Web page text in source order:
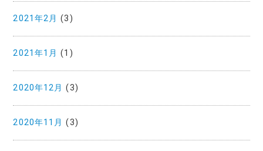
2021年2月 (3)
2021年1月 (1)
2020年12月 (3)
2020年11月 (3)